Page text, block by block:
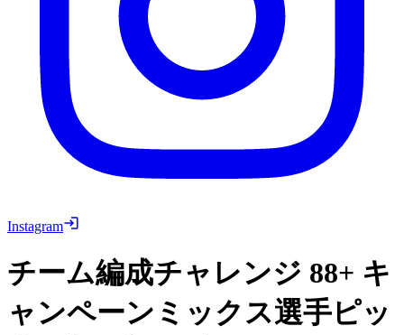
Instagram
チーム編成チャレンジ 88+ キ
ャンペーンミックス選手ピッ